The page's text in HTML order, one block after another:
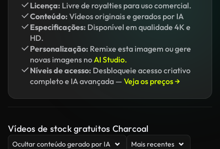
Licença: Livre de royalties para uso comercial.
Conteúdo: Vídeos originais e gerados por IA
Especificações: Disponível em qualidade 4K e
HD.
Personalização: Remixe esta imagem ou gere
novas imagens noAI Studio.
Níveis de acesso: Desbloqueie acesso criativo
completo e IA avançada — Veja os preços →
Vídeos de stock gratuitos Charcoal
Ocultar conteúdo gerado por IA Mais recentes